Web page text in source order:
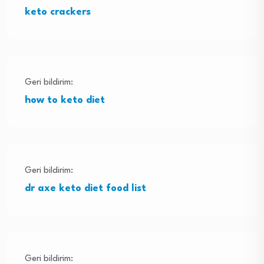
keto crackers
Geri bildirim:
how to keto diet
Geri bildirim:
dr axe keto diet food list
Geri bildirim: